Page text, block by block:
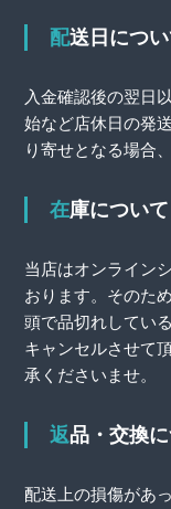
配送日につ
入金確認後の翌日
始など店休日の発
り寄せとなる場合
在庫について
当店はオンライン
おります。そのた
頭で品切れしてい
キャンセルさせて
承くださいませ。
返品・交換
配送上の損傷があ